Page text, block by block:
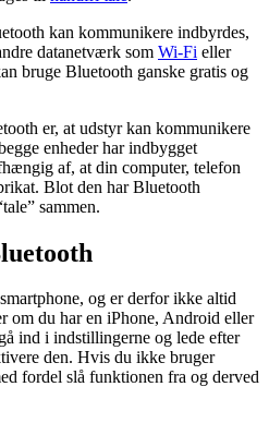
kan kommunikere indbyrdes,
datanetværk som Wi-Fi eller
bruge Bluetooth ganske gratis og
er, at udstyr kan kommunikere
enheder har indbygget
af, at din computer, telefon
Blot den har Bluetooth
sammen.
og er derfor ikke altid
om du har en iPhone, Android eller
ind i indstillingerne og lede efter
den. Hvis du ikke bruger
fordel slå funktionen fra og derved